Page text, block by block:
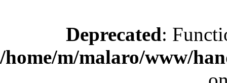
Deprecated:
/home/m/malaro/www/